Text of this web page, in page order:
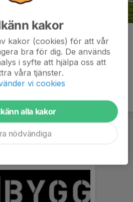
kakor
kakor (cookies) för att vår
bra för dig. De används
i syfte att hjälpa oss att
våra tjänster.
vi cookies
alla kakor
nödvändiga